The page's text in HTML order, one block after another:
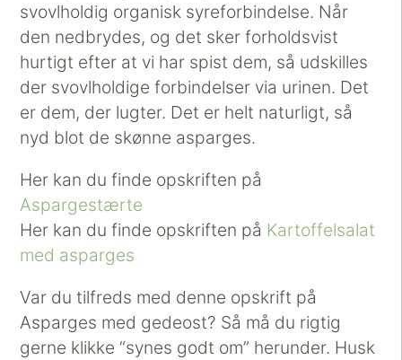
svovlholdig organisk syreforbindelse. Når
den nedbrydes, og det sker forholdsvist
hurtigt efter at vi har spist dem, så udskilles
der svovlholdige forbindelser via urinen. Det
er dem, der lugter. Det er helt naturligt, så
nyd blot de skønne asparges.
Her kan du finde opskriften på
Aspargestærte
Her kan du finde opskriften på Kartoffelsalat
med asparges
Var du tilfreds med denne opskrift på
Asparges med gedeost? Så må du rigtig
gerne klikke “synes godt om” herunder. Husk